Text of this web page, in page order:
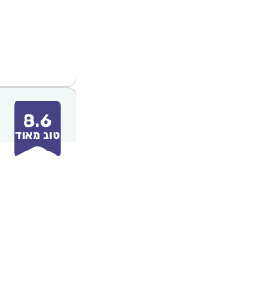
8.6
טוב מאוד